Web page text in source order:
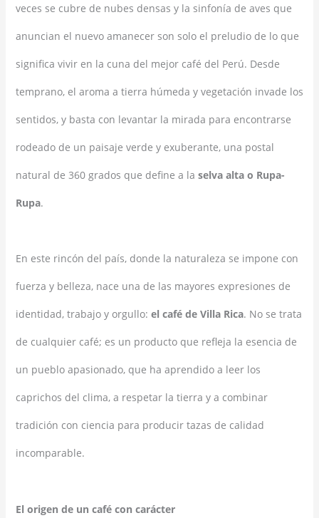
veces se cubre de nubes densas y la sinfonía de aves que
anuncian el nuevo amanecer son solo el preludio de lo que
significa vivir en la cuna del mejor café del Perú. Desde
temprano, el aroma a tierra húmeda y vegetación invade los
sentidos, y basta con levantar la mirada para encontrarse
rodeado de un paisaje verde y exuberante, una postal
natural de 360 grados que define a la selva alta o Rupa-
Rupa.
En este rincón del país, donde la naturaleza se impone con
fuerza y belleza, nace una de las mayores expresiones de
identidad, trabajo y orgullo: el café de Villa Rica. No se trata
de cualquier café; es un producto que refleja la esencia de
un pueblo apasionado, que ha aprendido a leer los
caprichos del clima, a respetar la tierra y a combinar
tradición con ciencia para producir tazas de calidad
incomparable.
El origen de un café con carácter